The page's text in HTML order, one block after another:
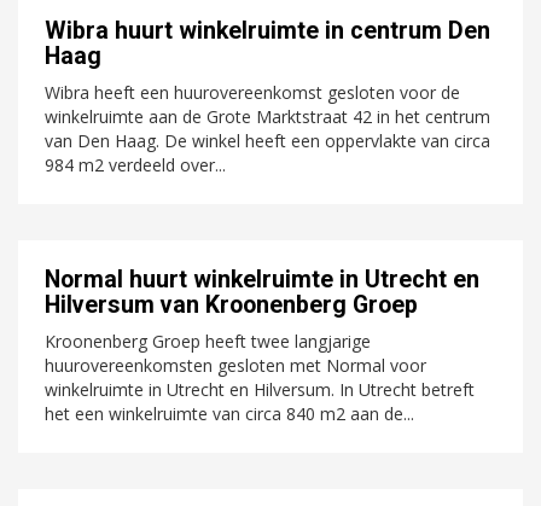
Wibra huurt winkelruimte in centrum Den
Haag
Wibra heeft een huurovereenkomst gesloten voor de
winkelruimte aan de Grote Marktstraat 42 in het centrum
van Den Haag. De winkel heeft een oppervlakte van circa
984 m2 verdeeld over...
Normal huurt winkelruimte in Utrecht en
Hilversum van Kroonenberg Groep
Kroonenberg Groep heeft twee langjarige
huurovereenkomsten gesloten met Normal voor
winkelruimte in Utrecht en Hilversum. In Utrecht betreft
het een winkelruimte van circa 840 m2 aan de...